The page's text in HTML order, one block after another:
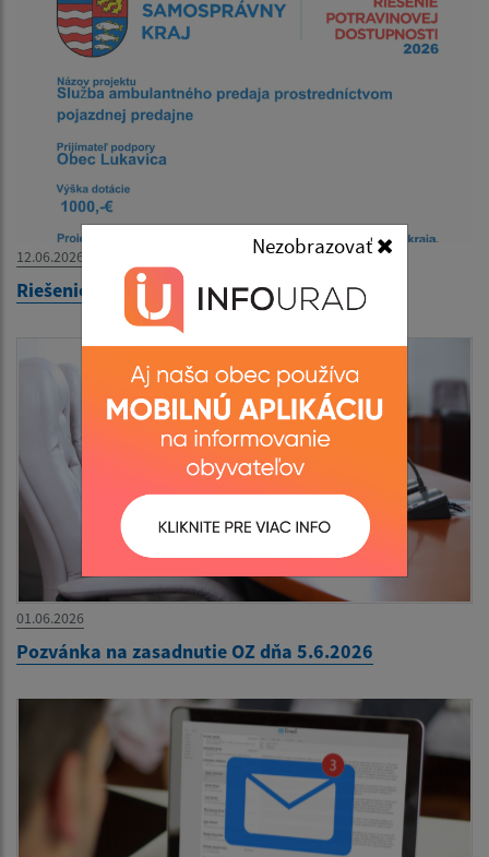
Nezobrazovať
12.06.2026
Riešenie potravinovej dostupnosti
01.06.2026
Pozvánka na zasadnutie OZ dňa 5.6.2026